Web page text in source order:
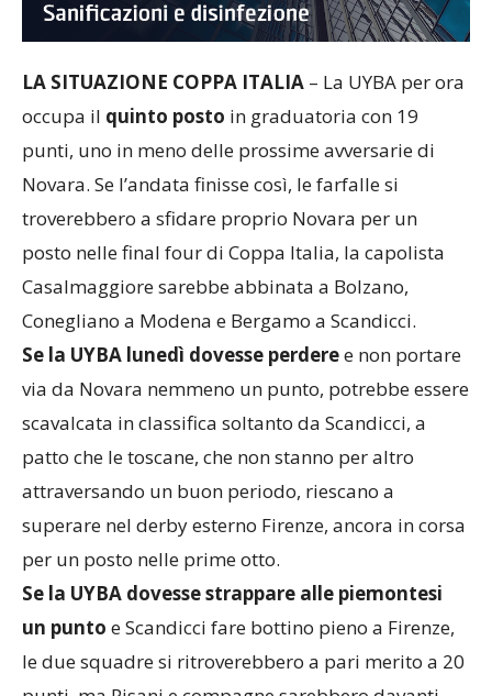
LA SITUAZIONE COPPA ITALIA
– La UYBA per ora
occupa il
quinto posto
in graduatoria con 19
punti, uno in meno delle prossime avversarie di
troverebbero a sfidare proprio Novara per un
posto nelle final four di Coppa Italia, la capolista
Casalmaggiore sarebbe abbinata a Bolzano,
Conegliano a Modena e Bergamo a Scandicci.
Se la UYBA lunedì dovesse perdere
e non portare
via da Novara nemmeno un punto, potrebbe essere
patto che le toscane, che non stanno per altro
attraversando un buon periodo, riescano a
superare nel derby esterno Firenze, ancora in corsa
per un posto nelle prime otto.
Se la UYBA dovesse strappare alle piemontesi
un punto
e Scandicci fare bottino pieno a Firenze,
le due squadre si ritroverebbero a pari merito a 20